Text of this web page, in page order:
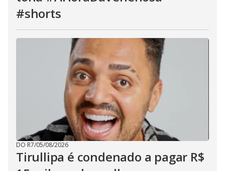
#shorts
DO R7/05/08/2026
Tirullipa é condenado a pagar R$